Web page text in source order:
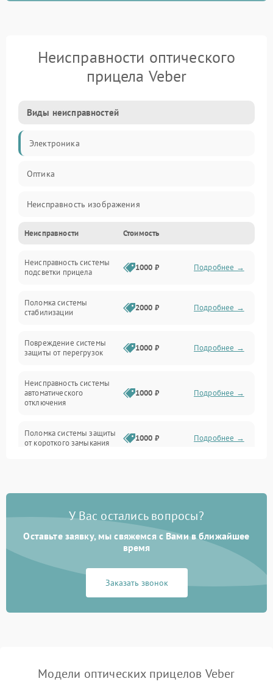
Неисправности оптического
прицела Veber
Виды неисправностей
Электроника
Оптика
Неисправность изображения
Механические повреждения
Неисправность фокусировки и оптики
Электропитание
Механика
Корпус/Герметичность
Неисправности Стоимость
Неисправность системы
подсветки прицела
1000 ₽ Подробнее →
Поломка системы
стабилизации
2000 ₽ Подробнее →
Повреждение системы
защиты от перегрузок
1000 ₽ Подробнее →
Неисправность системы
автоматического
отключения
1000 ₽ Подробнее →
Поломка системы защиты
от короткого замыкания
1000 ₽ Подробнее →
Неисправность системы
перенапряжения
1000 ₽ Подробнее →
Неисправность системы
защиты от замыкания
1000 ₽
защиты от перегрева
У Вас остались вопросы?
Оставьте заявку, мы свяжемся с Вами в ближайшее
время
Заказать звонок
Модели оптических прицелов Veber